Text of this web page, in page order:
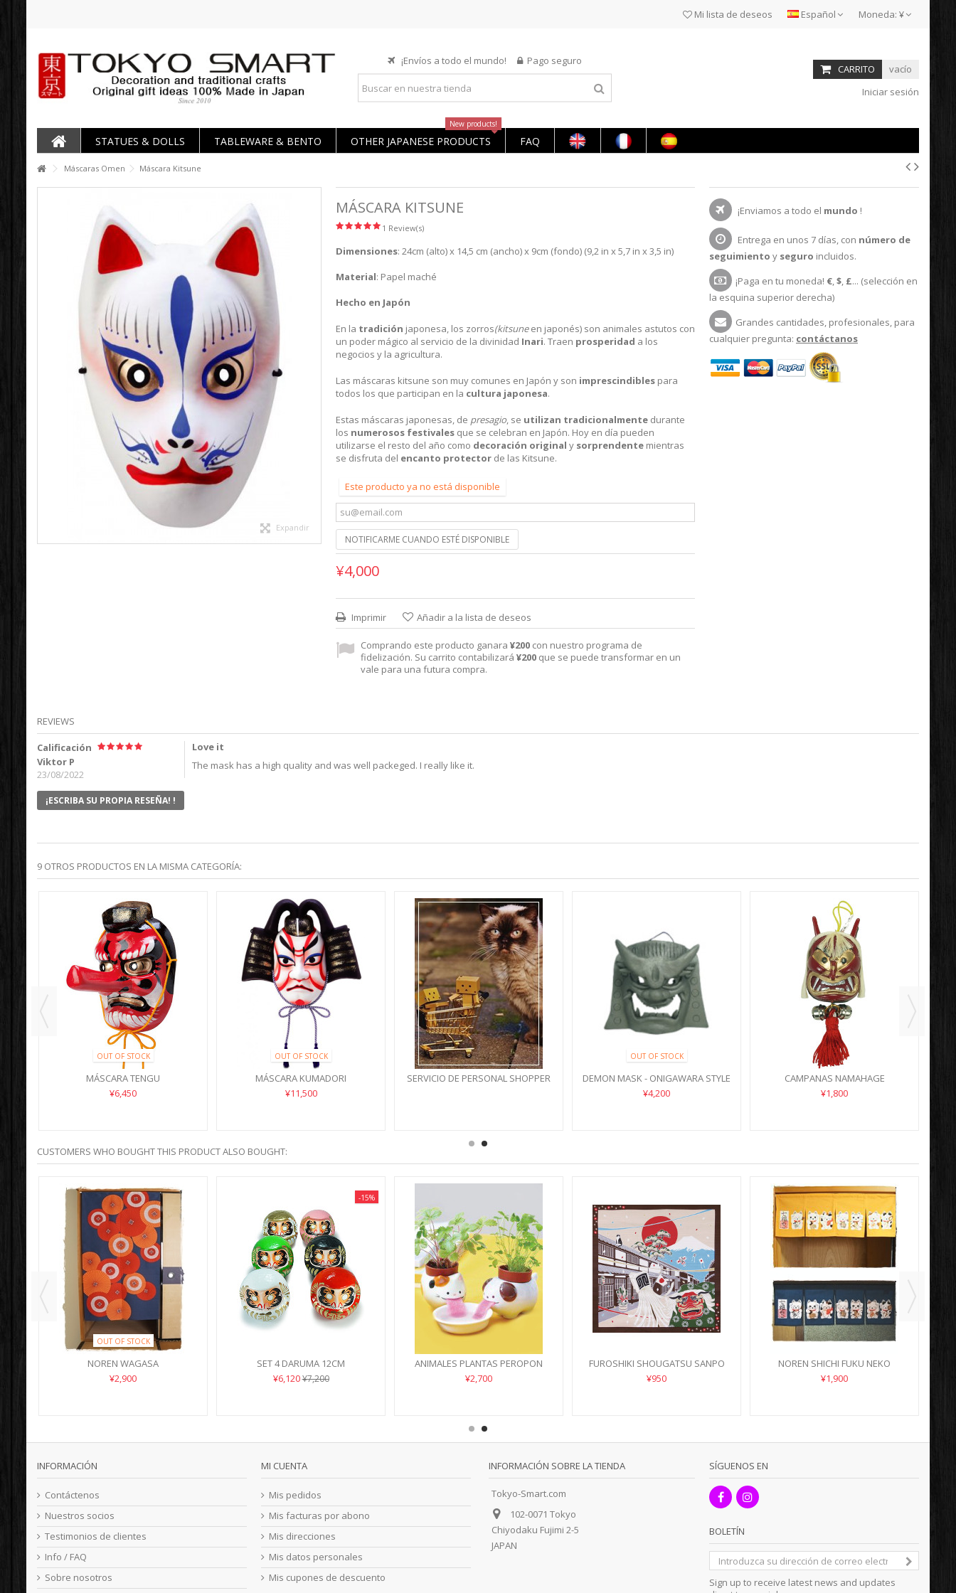
Moneda: ¥
Español
Mi lista de deseos
¡Envíos a todo el mundo! Pago seguro
CARRITO
vacío
Iniciar sesión
STATUES & DOLLS TABLEWARE & BENTO OTHER JAPANESE PRODUCTS
New products!
FAQ
Máscaras Omen Máscara Kitsune
Expandir
MÁSCARA KITSUNE
1 Review(s)
Dimensiones: 24cm (alto) x 14,5 cm (ancho) x 9cm (fondo) (9,2 in x 5,7 in x 3,5 in)
Material: Papel maché
Hecho en Japón
En la tradición japonesa, los zorros(kitsuneen japonés) son animales astutos con
un poder mágico al servicio de la divinidad Inari. Traen prosperidad a los
negocios y la agricultura.
Las máscaras kitsune son muy comunes en Japón y son imprescindiblespara
todos los que participan en la cultura japonesa.
Estas máscaras japonesas, de presagio, se utilizan tradicionalmentedurante
los numerosos festivalesque se celebran en Japón. Hoy en día pueden
utilizarse el resto del año como decoración original y sorprendentemientras
se disfruta del encanto protectorde las Kitsune.
Este producto ya no está disponible
NOTIFICARME CUANDO ESTÉ DISPONIBLE
¥4,000
Imprimir Añadir a la lista de deseos
Comprando este producto ganara ¥200con nuestro programa de
fidelización. Su carrito contabilizará ¥200que se puede transformar en un
vale para una futura compra.
¡Enviamos a todo el mundo !
Entrega en unos 7 días, con número de
seguimiento y seguro incluidos.
¡Paga en tu moneda! €,$, £... (selección en
la esquina superior derecha)
Grandes cantidades, profesionales, para
cualquier pregunta: contáctanos
REVIEWS
Calificación
Viktor P
23/08/2022
Love it
The mask has a high quality and was well packeged. I really like it.
¡ESCRIBA SU PROPIA RESEÑA! !
9 OTROS PRODUCTOS EN LA MISMA CATEGORÍA:
OUT OF STOCK
MÁSCARA TENGU
¥6,450
OUT OF STOCK
MÁSCARA KUMADORI
¥11,500
SERVICIO DE PERSONAL SHOPPER
OUT OF STOCK
DEMON MASK - ONIGAWARA STYLE
¥4,200
CAMPANAS NAMAHAGE
¥1,800
CUSTOMERS WHO BOUGHT THIS PRODUCT ALSO BOUGHT:
OUT OF STOCK
NOREN WAGASA
¥2,900
-15%
SET 4 DARUMA 12CM
¥6,120¥7,200
ANIMALES PLANTAS PEROPON
¥2,700
FUROSHIKI SHOUGATSU SANPO
¥950
NOREN SHICHI FUKU NEKO
¥1,900
INFORMACIÓN
Contáctenos
Nuestros socios
Testimonios de clientes
Info / FAQ
Sobre nosotros
MI CUENTA
Mis pedidos
Mis facturas por abono
Mis direcciones
Mis datos personales
Mis cupones de descuento
INFORMACIÓN SOBRE LA TIENDA
Tokyo-Smart.com
102-0071 Tokyo
Chiyodaku Fujimi 2-5
JAPAN
SÍGUENOS EN
BOLETÍN
Sign up to receive latest news and updates